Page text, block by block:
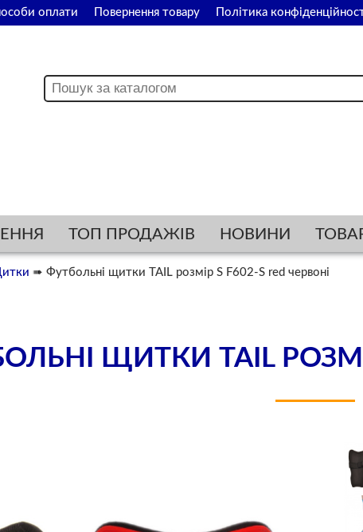
оплати Повернення товару Політика
ТОП ПРОДАЖІВ НОВИНИ
➠ Футбольні щитки TAIL розмір S F602-S red червоні
ЩИТКИ TAIL